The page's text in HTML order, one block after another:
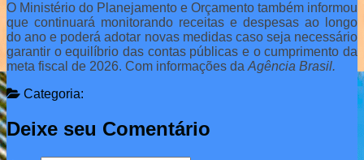
O Ministério do Planejamento e Orçamento também informou
que continuará monitorando receitas e despesas ao longo
do ano e poderá adotar novas medidas caso seja necessário
garantir o equilíbrio das contas públicas e o cumprimento da
meta fiscal de 2026. Com informações da Agência Brasil.
Categoria:
Deixe seu Comentário